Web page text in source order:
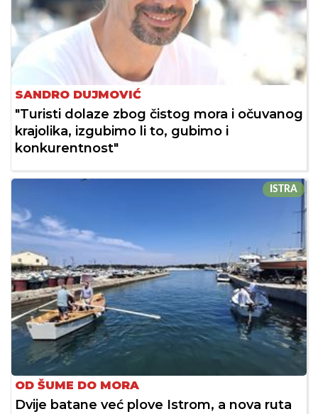
SANDRO DUJMOVIĆ
"Turisti dolaze zbog čistog mora i očuvanog
krajolika, izgubimo li to, gubimo i
konkurentnost"
ISTRA
OD ŠUME DO MORA
Dvije batane već plove Istrom, a nova ruta